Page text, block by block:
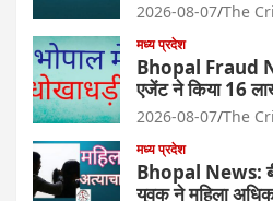
2026-08-07 The
मध्य प्रदेश
Bhopal Fraud
एजेंट ने किया 16
2026-08-07 The
मध्य प्रदेश
Bhopal News:
युवक ने महिला